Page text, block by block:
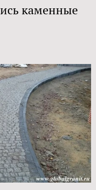
каменные